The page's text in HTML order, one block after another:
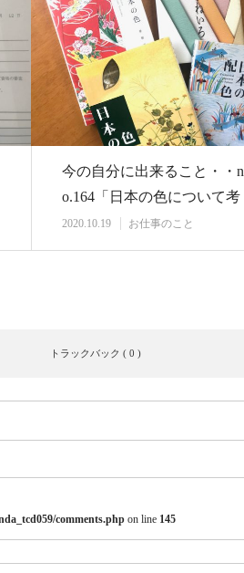
今の自分に出来ること・・n
o.164「日本の色について考
える・・」
2020.10.19 お仕事のこと
トラックバック ( 0 )
comments.php on line 145